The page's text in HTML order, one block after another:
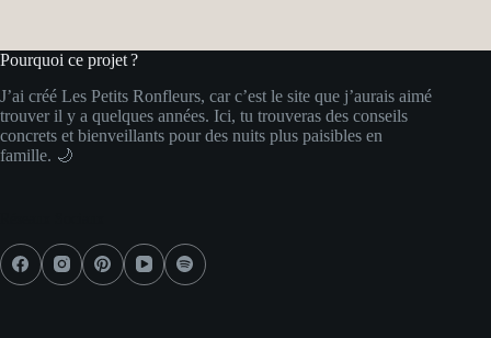
Pourquoi ce projet ?
J’ai créé Les Petits Ronfleurs, car c’est le site que j’aurais aimé
trouver il y a quelques années. Ici, tu trouveras des conseils
concrets et bienveillants pour des nuits plus paisibles en
famille. 🌙